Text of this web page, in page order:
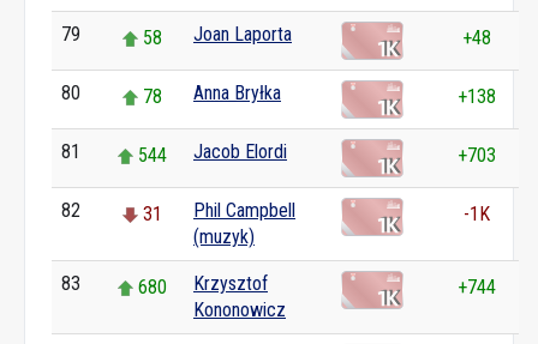
79 58 Joan Laporta +48
80 78 Anna Bryłka +138
81 544 Jacob Elordi +703
82 31
Phil Campbell
(muzyk)
-1K
83 680
Krzysztof
Kononowicz
+744